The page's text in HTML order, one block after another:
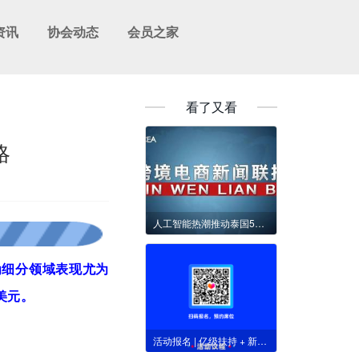
讯 协会动态 会员之家
分领域表现尤为
元。
看了又看
人工智能热潮推动泰国5月份出口增长10.6%
活动报名 | 亿级扶持 + 新商红利！Lazada 招商大会暨大华商出海方案发布会